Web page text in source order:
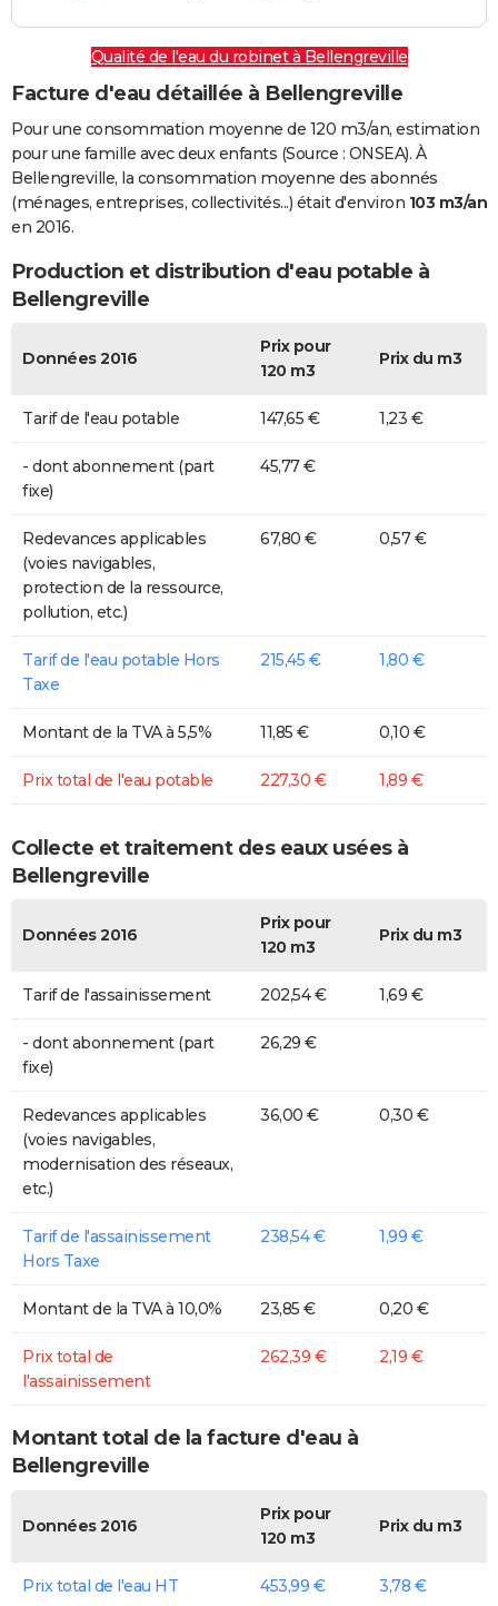
Qualité de l'eau du robinet à Bellengreville
Facture d'eau détaillée à Bellengreville
Pour une consommation moyenne de 120 m3/an, estimation
pour une famille avec deux enfants (Source : ONSEA). À
Bellengreville, la consommation moyenne des abonnés
(ménages, entreprises, collectivités...) était d'environ 103 m3/an
en 2016.
Production et distribution d'eau potable à
Bellengreville
Données 2016
Prix pour
120 m3
Prix du m3
Tarif de l'eau potable 147,65 € 1,23 €
- dont abonnement (part
fixe)
45,77 €
Redevances applicables
(voies navigables,
protection de la ressource,
pollution, etc.)
67,80 € 0,57 €
Tarif de l'eau potable Hors
Taxe
215,45 € 1,80 €
Montant de la TVA à 5,5% 11,85 € 0,10 €
Prix total de l'eau potable 227,30 € 1,89 €
Collecte et traitement des eaux usées à
Bellengreville
Données 2016
Prix pour
120 m3
Prix du m3
Tarif de l'assainissement 202,54 € 1,69 €
- dont abonnement (part
fixe)
26,29 €
Redevances applicables
(voies navigables,
modernisation des réseaux,
etc.)
36,00 € 0,30 €
Tarif de l'assainissement
Hors Taxe
238,54 € 1,99 €
Montant de la TVA à 10,0% 23,85 € 0,20 €
Prix total de
l'assainissement
262,39 € 2,19 €
Montant total de la facture d'eau à
Bellengreville
Données 2016
Prix pour
120 m3
Prix du m3
Prix total de l'eau HT 453,99 € 3,78 €